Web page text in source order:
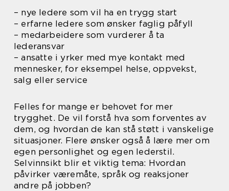
– nye ledere som vil ha en trygg start
– erfarne ledere som ønsker faglig påfyll
– medarbeidere som vurderer å ta
lederansvar
– ansatte i yrker med mye kontakt med
mennesker, for eksempel helse, oppvekst,
salg eller service
Felles for mange er behovet for mer
trygghet. De vil forstå hva som forventes av
dem, og hvordan de kan stå støtt i vanskelige
situasjoner. Flere ønsker også å lære mer om
egen personlighet og egen lederstil.
Selvinnsikt blir et viktig tema: Hvordan
påvirker væremåte, språk og reaksjoner
andre på jobben?